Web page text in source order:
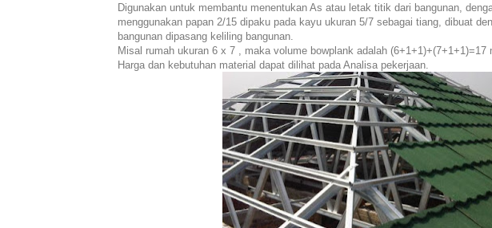
Digunakan untuk membantu menentukan As atau letak titik dari bangunan,
menggunakan papan 2/15 dipaku pada kayu ukuran 5/7 sebagai tiang, dibuat
bangunan dipasang keliling bangunan.
Misal rumah ukuran 6 x 7 , maka volume bowplank adalah (6+1+1)+(7+1+1)=17
Harga dan kebutuhan material dapat dilihat pada Analisa pekerjaan.